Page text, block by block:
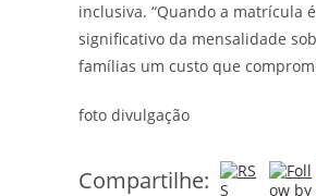
inclusiva. “Quando a matrícula
significativo da mensalidade
famílias um custo que
foto divulgação
Compartilhe: